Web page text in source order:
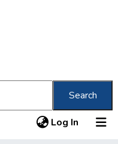
Search
Log In (current)